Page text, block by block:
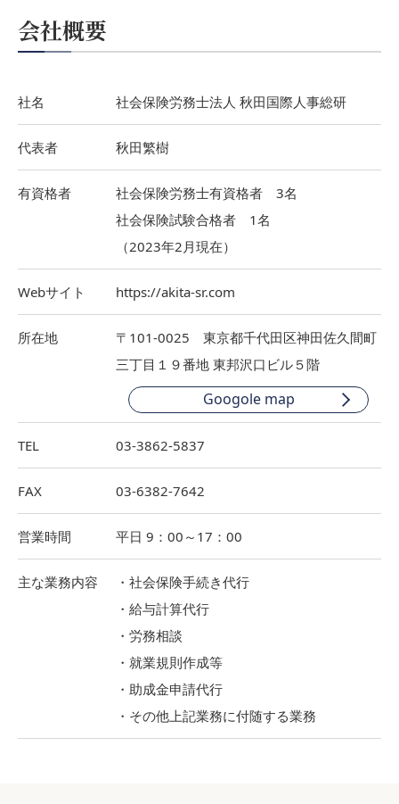
会社概要
社名 社会保険労務士法人 秋田国際人事総研
代表者 秋田繁樹
有資格者
社会保険労務士有資格者 3名
社会保険試験合格者 1名
（2023年2月現在）
Webサイト https://akita-sr.com
所在地
〒101-0025 東京都千代田区神田佐久間町
三丁目１９番地 東邦沢口ビル５階
Googole map
TEL 03-3862-5837
FAX 03-6382-7642
営業時間 平日 9：00～17：00
主な業務内容
社会保険手続き代行
給与計算代行
労務相談
就業規則作成等
助成金申請代行
その他上記業務に付随する業務